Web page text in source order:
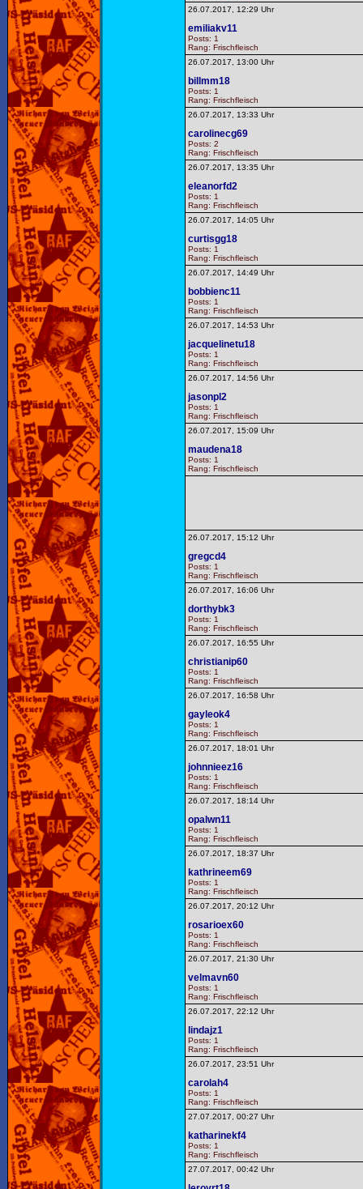
26.07.2017, 12:29 Uhr
emiliakv11
Posts: 1
Rang: Frischfleisch
26.07.2017, 13:00 Uhr
billmm18
Posts: 1
Rang: Frischfleisch
26.07.2017, 13:33 Uhr
carolinecg69
Posts: 2
Rang: Frischfleisch
26.07.2017, 13:35 Uhr
eleanorfd2
Posts: 1
Rang: Frischfleisch
26.07.2017, 14:05 Uhr
curtisgg18
Posts: 1
Rang: Frischfleisch
26.07.2017, 14:49 Uhr
bobbienc11
Posts: 1
Rang: Frischfleisch
26.07.2017, 14:53 Uhr
jacquelinetu18
Posts: 1
Rang: Frischfleisch
26.07.2017, 14:56 Uhr
jasonpl2
Posts: 1
Rang: Frischfleisch
26.07.2017, 15:09 Uhr
maudena18
Posts: 1
Rang: Frischfleisch
26.07.2017, 15:12 Uhr
gregcd4
Posts: 1
Rang: Frischfleisch
26.07.2017, 16:06 Uhr
dorthybk3
Posts: 1
Rang: Frischfleisch
26.07.2017, 16:55 Uhr
christianip60
Posts: 1
Rang: Frischfleisch
26.07.2017, 16:58 Uhr
gayleok4
Posts: 1
Rang: Frischfleisch
26.07.2017, 18:01 Uhr
johnnieez16
Posts: 1
Rang: Frischfleisch
26.07.2017, 18:14 Uhr
opalwn11
Posts: 1
Rang: Frischfleisch
26.07.2017, 18:37 Uhr
kathrineem69
Posts: 1
Rang: Frischfleisch
26.07.2017, 20:12 Uhr
rosarioex60
Posts: 1
Rang: Frischfleisch
26.07.2017, 21:30 Uhr
velmavn60
Posts: 1
Rang: Frischfleisch
26.07.2017, 22:12 Uhr
lindajz1
Posts: 1
Rang: Frischfleisch
26.07.2017, 23:51 Uhr
carolah4
Posts: 1
Rang: Frischfleisch
27.07.2017, 00:27 Uhr
katharinekf4
Posts: 1
Rang: Frischfleisch
27.07.2017, 00:42 Uhr